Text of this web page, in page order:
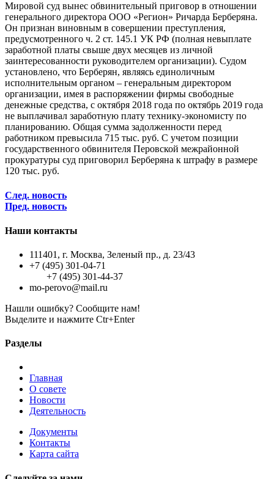
Мировой суд вынес обвинительный приговор в отношении
генерального директора ООО «Регион» Ричарда Берберяна.
Он признан виновным в совершении преступления,
предусмотренного ч. 2 ст. 145.1 УК РФ (полная невыплате
заработной платы свыше двух месяцев из личной
заинтересованности руководителем организации). Судом
установлено, что Берберян, являясь единоличным
исполнительным органом – генеральным директором
организации, имея в распоряжении фирмы свободные
денежные средства, с октября 2018 года по октябрь 2019 года
не выплачивал заработную плату технику-экономисту по
планированию. Общая сумма задолженности перед
работником превысила 715 тыс. руб. С учетом позиции
государственного обвинителя Перовской межрайонной
прокуратуры суд приговорил Берберяна к штрафу в размере
120 тыс. руб.
След. новость
Пред. новость
Наши контакты
111401, г. Москва, Зеленый пр., д. 23/43
+7 (495) 301-04-71
+7 (495) 301-44-37
mo-perovo@mail.ru
Нашли ошибку? Сообщите нам!
Выделите и нажмите Ctr+Enter
Разделы
Главная
О совете
Новости
Деятельность
Документы
Контакты
Карта сайта